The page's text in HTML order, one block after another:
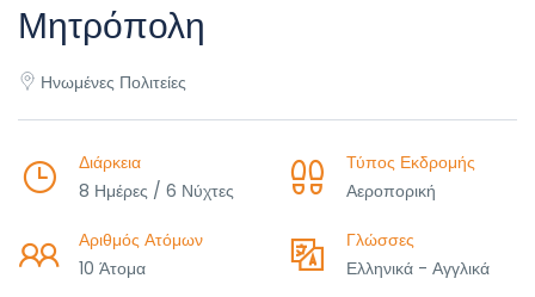
Μητρόπολη
Ηνωμένες Πολιτείες
Διάρκεια
8 Ημέρες / 6 Νύχτες
Τύπος Εκδρομής
Αεροπορική
Αριθμός Ατόμων
10 Άτομα
Γλώσσες
Ελληνικά - Αγγλικά